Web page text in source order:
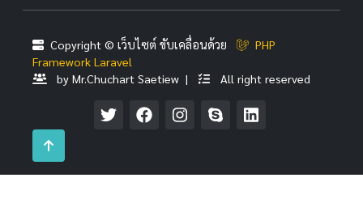
Copyright © เว็บไซต์ ขับเคลื่อนด้วย
PHP
Framework Laravel
by Mr.Chuchart Saetiew |
All right reserved